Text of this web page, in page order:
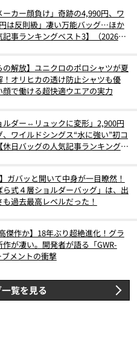
カー顔負け」奇跡の4,990円、ワ
は反則級」凄い万能バッグ…ほか
記事ランキングベスト3】（2026年
の解放】ユニクロのポロシャツが夏
！オリヒカの透け防止シャツも優
で働ける超快適ウエアの実力
ルダー⇔リュックに変形」2,900円
ワイルドシングス“水に強い”初コ
日バッグの人気記事ランキングベ
ガバッと開いて中身が一目瞭然！
式４層ショルダーバッグ」は、出
過去最高レベルだった！
傑作か】18年ぶり超絶進化！グラ
が凄い。開発者が語る「GWR-
メントの衝撃
覧を見る